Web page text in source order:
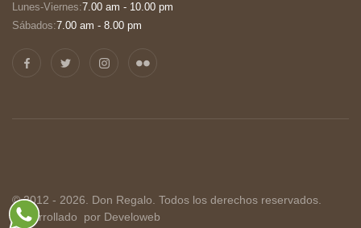
Lunes-Viernes:7.00 am - 10.00 pm
Sábados:7.00 am - 8.00 pm
© 2012 - 2026. Don Regalo. Todos los derechos reservados.
Desarrollado
por Develoweb